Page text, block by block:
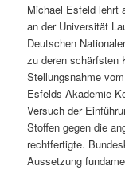
Michael Esfeld lehrt
an der Universität
Deutschen
zu deren schärfsten
Stellungsnahme
Esfelds Akademie-
Versuch der
Stoffen gegen die
rechtfertigte.
Aussetzung